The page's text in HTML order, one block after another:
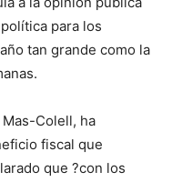
para los
tan grande como la
Colell, ha
fiscal que
que ?con los